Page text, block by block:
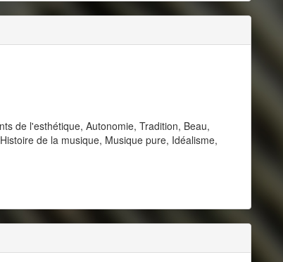
de l'esthétique, Autonomie, Tradition, Beau,
de la musique, Musique pure, Idéalisme,